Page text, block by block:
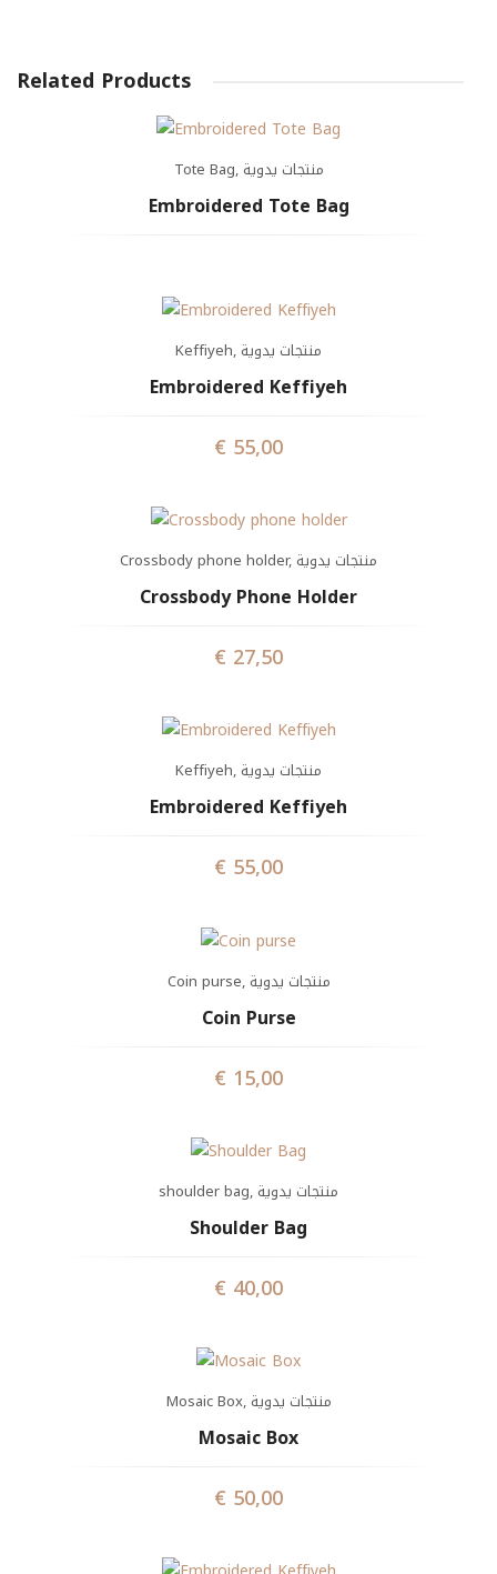
Related Products
Tote Bag, منتجات يدوية
Embroidered Tote Bag
Keffiyeh, منتجات يدوية
Embroidered Keffiyeh
€ 55,00
Crossbody phone holder, منتجات يدوية
Crossbody Phone Holder
€ 27,50
Keffiyeh, منتجات يدوية
Embroidered Keffiyeh
€ 55,00
Coin purse, منتجات يدوية
Coin Purse
€ 15,00
shoulder bag, منتجات يدوية
Shoulder Bag
€ 40,00
Mosaic Box, منتجات يدوية
Mosaic Box
€ 50,00